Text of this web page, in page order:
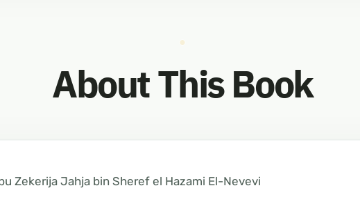
About This Book
Zekerija Jahja bin Sheref el Hazami El-Nevevi